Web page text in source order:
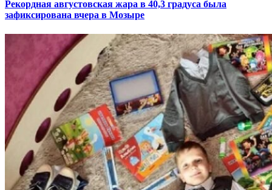
Рекордная августовская жара в 40,3 градуса была
зафиксирована вчера в Мозыре